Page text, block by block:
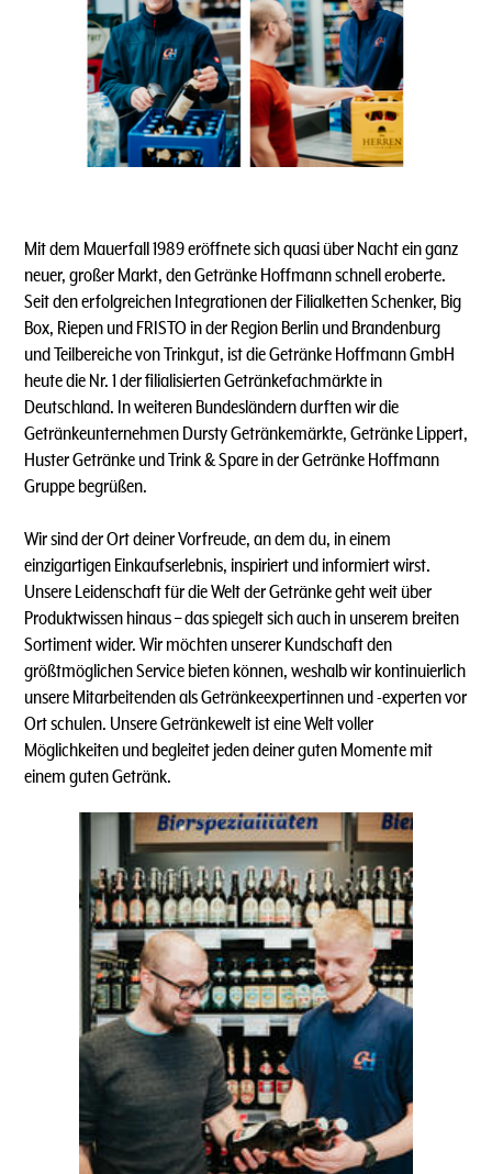
Mit dem Mauerfall 1989 eröffnete sich quasi über Nacht ein ganz
neuer, großer Markt, den Getränke Hoffmann schnell eroberte.
Seit den erfolgreichen Integrationen der Filialketten Schenker, Big
Box, Riepen und FRISTO in der Region Berlin und Brandenburg
und Teilbereiche von Trinkgut, ist die Getränke Hoffmann GmbH
heute die Nr. 1 der filialisierten Getränkefachmärkte in
Deutschland. In weiteren Bundesländern durften wir die
Getränkeunternehmen Dursty Getränkemärkte, Getränke Lippert,
Huster Getränke und Trink & Spare in der Getränke Hoffmann
Gruppe begrüßen.
Wir sind der Ort deiner Vorfreude, an dem du, in einem
einzigartigen Einkaufserlebnis, inspiriert und informiert wirst.
Unsere Leidenschaft für die Welt der Getränke geht weit über
Produktwissen hinaus – das spiegelt sich auch in unserem breiten
Sortiment wider. Wir möchten unserer Kundschaft den
größtmöglichen Service bieten können, weshalb wir kontinuierlich
unsere Mitarbeitenden als Getränkeexpertinnen und -experten vor
Ort schulen. Unsere Getränkewelt ist eine Welt voller
Möglichkeiten und begleitet jeden deiner guten Momente mit
einem guten Getränk.